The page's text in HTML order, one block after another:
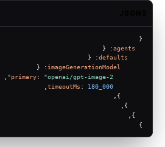
{
agents
: {
defaults
: {
imageGenerationModel
: {
primary: "openai/gpt-image-2"
timeoutMs : 180_000
}